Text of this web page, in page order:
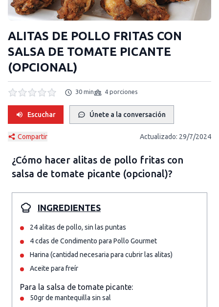
ALITAS DE POLLO FRITAS CON
SALSA DE TOMATE PICANTE
(OPCIONAL)
30 min 4 porciones
Escuchar Únete a la conversación
Compartir Actualizado: 29/7/2024
¿Cómo hacer alitas de pollo fritas con
salsa de tomate picante (opcional)?
INGREDIENTES
24 alitas de pollo, sin las puntas
4 cdas de Condimento para Pollo Gourmet
Harina (cantidad necesaria para cubrir las alitas)
Aceite para freír
Para la salsa de tomate picante:
50gr de mantequilla sin sal